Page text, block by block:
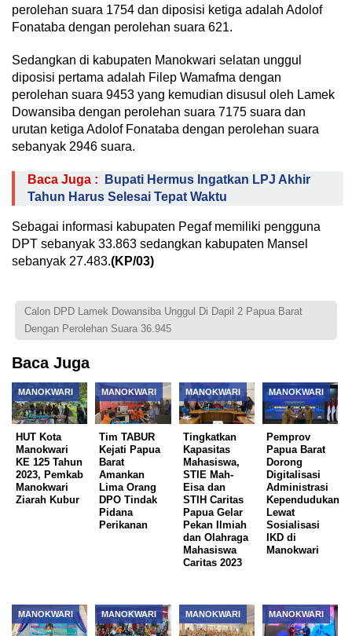
perolehan suara 1754 dan diposisi ketiga adalah Adolof
Fonataba dengan perolehan suara 621.
Sedangkan di kabupaten Manokwari selatan unggul
diposisi pertama adalah Filep Wamafma dengan
perolehan suara 9453 yang kemudian disusul oleh Lamek
Dowansiba dengan perolehan suara 7175 suara dan
urutan ketiga Adolof Fonataba dengan perolehan suara
sebanyak 2946 suara.
Baca Juga :
Bupati Hermus Ingatkan LPJ Akhir
Tahun Harus Selesai Tepat Waktu
Sebagai informasi kabupaten Pegaf memiliki pengguna
DPT sebanyak 33.863 sedangkan kabupaten Mansel
sebanyak 27.483.(KP/03)
Calon DPD Lamek Dowansiba Unggul Di Dapil 2 Papua Barat
Dengan Perolehan Suara 36.945
Baca Juga
MANOKWARI
HUT Kota
Manokwari
KE 125 Tahun
2023, Pemkab
Manokwari
Ziarah Kubur
MANOKWARI
Tim TABUR
Kejati Papua
Barat
Amankan
Lima Orang
DPO Tindak
Pidana
Perikanan
MANOKWARI
Tingkatkan
Kapasitas
Mahasiswa,
STIE Mah-
Eisa dan
STIH Caritas
Papua Gelar
Pekan Ilmiah
dan Olahraga
Mahasiswa
Caritas 2023
MANOKWARI
Pemprov
Papua Barat
Dorong
Digitalisasi
Administrasi
Kependudukan
Lewat
Sosialisasi
IKD di
Manokwari
MANOKWARI MANOKWARI MANOKWARI MANOKWARI